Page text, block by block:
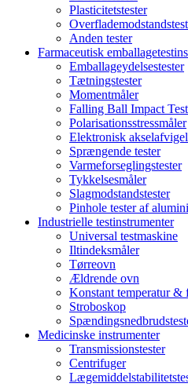
Plasticitetstester
Anden tester
Farmaceutisk
Emballageydelsestester
Tætningstester
Momentmåler
Falling Ball Impact
Polarisationsstressmåler
Elektronisk
Sprængende tester
Varmeforseglingstester
Tykkelsesmåler
Slagmodstandstester
Pinhole tester af
Industrielle testinstrumenter
Universal testmaskine
Iltindeksmåler
Tørreovn
Ældrende ovn
Konstant temperatur &
Stroboskop
Medicinske instrumenter
Transmissionstester
Centrifuger